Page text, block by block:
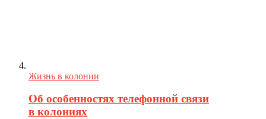
Жизнь в колонии
Об особенностях телефонной связи
в колониях